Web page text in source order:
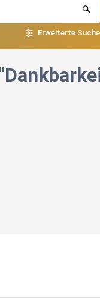
Erweiterte Suche